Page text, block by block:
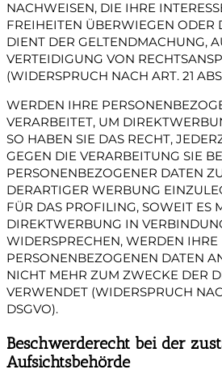
NACHWEISEN, DIE IHRE
FREIHEITEN ÜBERWIEGEN ODER
DIENT DER GELTENDMACHUNG,
VERTEIDIGUNG VON
(WIDERSPRUCH NACH ART. 21
WERDEN IHRE
VERARBEITET, UM
SO HABEN SIE DAS RECHT,
GEGEN DIE VERARBEITUNG SIE
PERSONENBEZOGENER DATEN
DERARTIGER WERBUNG
FÜR DAS PROFILING, SOWEIT ES
DIREKTWERBUNG IN
WIDERSPRECHEN, WERDEN IHRE
PERSONENBEZOGENEN DATEN
NICHT MEHR ZUM ZWECKE DER
VERWENDET (WIDERSPRUCH
DSGVO).
Beschwerde­recht bei der
Aufsichts­behörde